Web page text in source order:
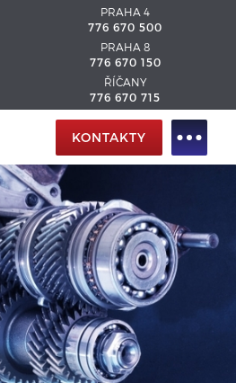
PRAHA 4
776 670 500
PRAHA 8
776 670 150
ŘÍČANY
776 670 715
KONTAKTY